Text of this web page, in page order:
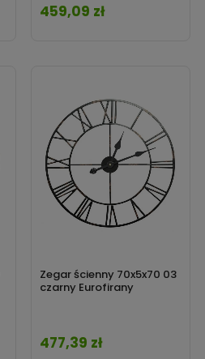
Cena
459,09 zł
Zegar ścienny 70x5x70 03
czarny Eurofirany
Cena
477,39 zł